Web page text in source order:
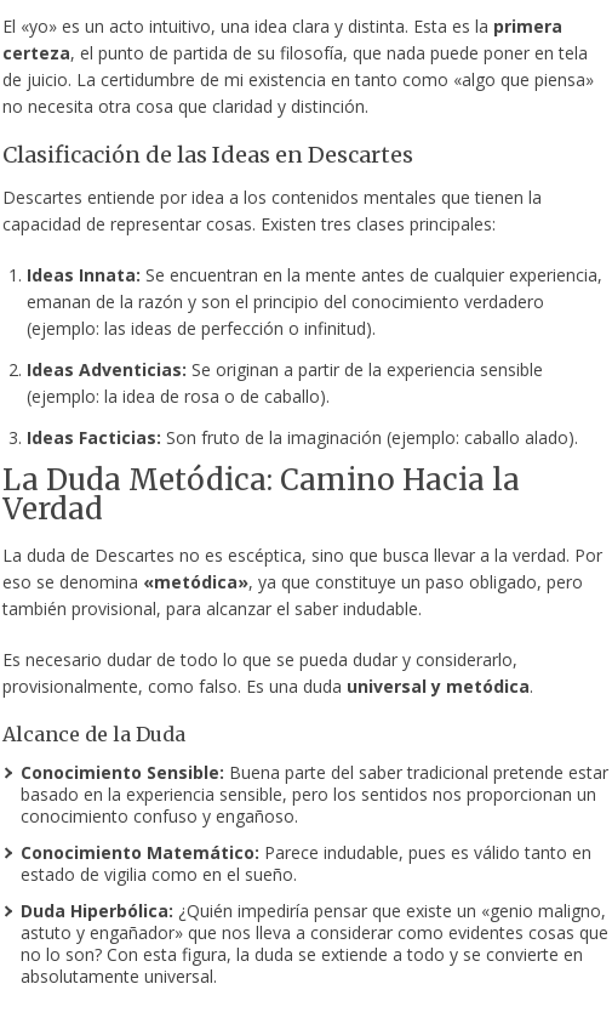
El «yo» es un acto intuitivo, una idea clara y distinta. Esta es la primera
certeza, el punto de partida de su filosofía, que nada puede poner en tela
de juicio. La certidumbre de mi existencia en tanto como «algo que piensa»
no necesita otra cosa que claridad y distinción.
Clasificación de las Ideas en Descartes
Descartes entiende por idea a los contenidos mentales que tienen la
capacidad de representar cosas. Existen tres clases principales:
Ideas Innata: Se encuentran en la mente antes de cualquier experiencia,
emanan de la razón y son el principio del conocimiento verdadero
(ejemplo: las ideas de perfección o infinitud).
Ideas Adventicias: Se originan a partir de la experiencia sensible
(ejemplo: la idea de rosa o de caballo).
Ideas Facticias: Son fruto de la imaginación (ejemplo: caballo alado).
La Duda Metódica: Camino Hacia la
Verdad
La duda de Descartes no es escéptica, sino que busca llevar a la verdad. Por
eso se denomina «metódica», ya que constituye un paso obligado, pero
también provisional, para alcanzar el saber indudable.
Es necesario dudar de todo lo que se pueda dudar y considerarlo,
provisionalmente, como falso. Es una duda universal y metódica.
Alcance de la Duda
Conocimiento Sensible: Buena parte del saber tradicional pretende estar
basado en la experiencia sensible, pero los sentidos nos proporcionan un
conocimiento confuso y engañoso.
Conocimiento Matemático: Parece indudable, pues es válido tanto en
estado de vigilia como en el sueño.
Duda Hiperbólica: ¿Quién impediría pensar que existe un «genio maligno,
astuto y engañador» que nos lleva a considerar como evidentes cosas que
no lo son? Con esta figura, la duda se extiende a todo y se convierte en
absolutamente universal.